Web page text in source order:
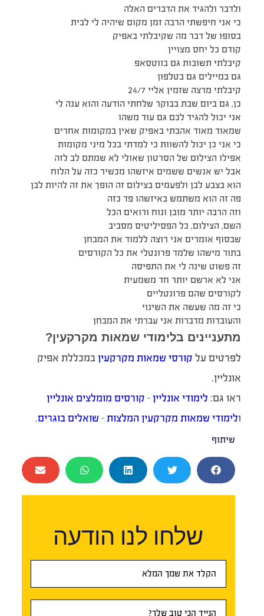
ולדבר ולהגיד את הדברים האלה
כי אני חיפשתי הרבה זמן מקום שיהיה לי לבית
בסופו של דבר מה שקיבלתי באפיק
קודם כל יחס מצויין
קיבלתי תשובות גם בווטסאפ
גם במיילים גם בטלפון
קיבלתי מרצה שזמין אליי 24/7
כן, גם ביום שבת בבוקר שלחתי הודעה והוא ענה לי
אני יכול להגיד לכם גם עוד משהו
שמאוד מאוד אהבתי באפיק שאין במקומות אחרים
כי אני כן יכול להשוות כי למדתי בכל מיני מקומות
אפילו הצילום של הסרטון שאולי לא שמתם לב לזה
אבל יש אנשים ששמים איזשהו מכשיר כזה על הלוח
הוא בצבע לבן ולפעמים בצילום זה הופך את זה להיות לבן
פה זה הוא משתמש באיזשהו פד כזה
וזה הרבה יותר מובן ונוח ורואים הכל
השם, הצילום, כל הפסיליטיס מסביב
שבסוף אומרים אני רוצה ללמוד את המבחן
בתור מישהו שלמד פרונטלי את כל הקורסים
זה פשוט שינה לי את התפיסה
אני לא ארשם יותר חד משמעית
לקורסים שהם פרונטליים
כי זה מה שעשה את השינוי
והעובדות מדברות אני עברתי את המבחן
מתעניינים בלימודי שמאות מקרקעין?
לפרטים על קורסי שמאות מקרקעיןבמכללת אפיק
אונליין.
ראו גם: לימודי אונליין – קורסים מומלצים אונליין
ולימודי שמאות מקרקעין המלצות – שואלים בוגרים.
שיתוף
שלחו לנו הודעה
ראשי